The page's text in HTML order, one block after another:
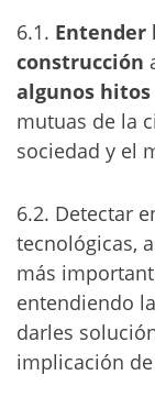
6.1. Entender
construcción
algunos hitos
mutuas de la
sociedad y el
6.2. Detectar
tecnológicas,
más
entendiendo
darles
implicación